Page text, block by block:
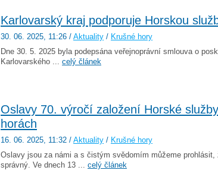
Karlovarský kraj podporuje Horskou
30. 06. 2025, 11:26 / Aktuality / Krušné hory
Dne 30. 5. 2025 byla podepsána veřejnoprávní smlouva o
Karlovarského ... celý článek
Oslavy 70. výročí založení Horské
horách
16. 06. 2025, 11:32 / Aktuality / Krušné hory
Oslavy jsou za námi a s čistým svědomím můžeme prohlásit,
správný. Ve dnech 13 ... celý článek